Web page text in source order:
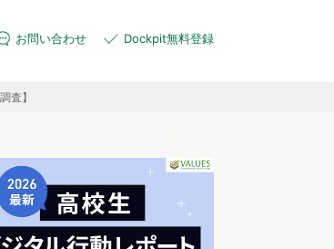
お問い合わせ Dockpit無料登録
査】